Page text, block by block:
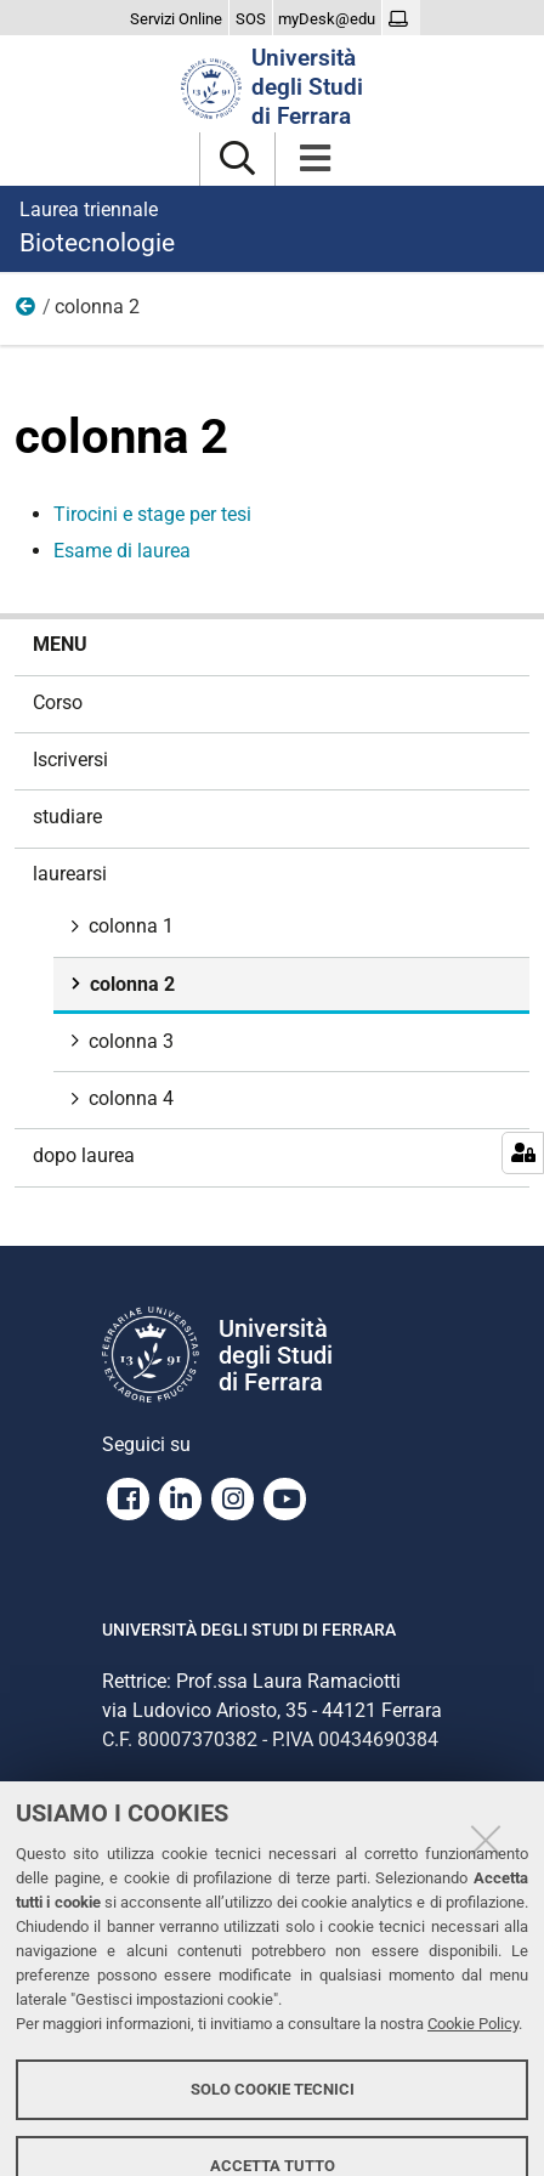
USIAMO I COOKIES
Questo sito utilizza cookie tecnici necessari al corretto funzionamento
delle pagine, e cookie di profilazione di terze parti. Selezionando Accetta
tutti i cookiesi acconsente all’utilizzo dei cookie analytics e di profilazione.
Chiudendo il banner verranno utilizzati solo i cookie tecnici necessari alla
navigazione e alcuni contenuti potrebbero non essere disponibili. Le
preferenze possono essere modificate in qualsiasi momento dal menu
laterale "Gestisci impostazioni cookie".
Per maggiori informazioni, ti invitiamo a consultare la nostra Cookie Policy.
SOLO COOKIE TECNICI
ACCETTA TUTTO
Servizi Online SOS myDesk@edu
Università
degli Studi
di Ferrara
Laurea triennale
Biotecnologie
laurearsi
colonna 2
colonna 2
Tirocini e stage per tesi
Esame di laurea
MENU
Corso
Iscriversi
studiare
laurearsi
colonna 1
colonna 2
colonna 3
colonna 4
dopo laurea
Università
degli Studi
di Ferrara
Seguici su
Facebook
LinkedinInstagram
Youtube
UNIVERSITÀ DEGLI STUDI DI FERRARA
Rettrice: Prof.ssa Laura Ramaciotti
via Ludovico Ariosto, 35 - 44121 Ferrara
C.F. 80007370382 - P.IVA 00434690384
CONTATTI
Tel. +39 0532 293111
Fax. +39 0532 293031
PEC
LINKS
Dichiarazione di accessibilità
Protezione dati personali